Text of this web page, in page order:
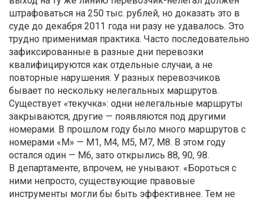
штрафоваться на 250 тыс. рублей, но доказать это в
суде до декабря 2011 года ни разу не удавалось. Это
трудно применимая практика. Часто последовательно
зафиксированные в разные дни перевозки
квалифицируются как отдельные случаи, а не
повторные нарушения. У разных перевозчиков
бывает по нескольку нелегальных маршрутов.
Существует «текучка»: одни нелегальные маршруты
закрываются, другие — появляются под другими
номерами. В прошлом году было много маршрутов с
номерами «М» — М1, М4, М5, М7, М8. В этом году
остался один — М6, зато открылись 88, 90, 98.
В департаменте, впрочем, не унывают. «Бороться с
ними непросто, существующие правовые
инструменты могли бы быть эффективнее. Тем не